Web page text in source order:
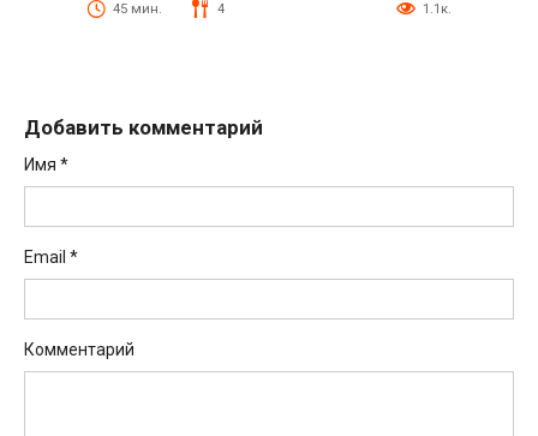
45 мин. 4 1.1к.
Добавить комментарий
Имя *
Email *
Комментарий